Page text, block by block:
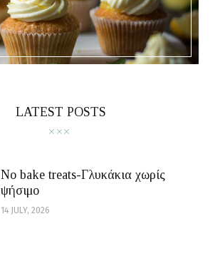
LATEST POSTS
No bake treats-Γλυκάκια χωρίς
ψήσιμο
14 JULY, 2026